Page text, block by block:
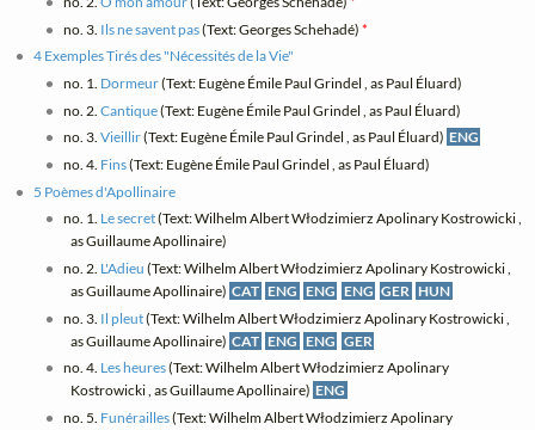
no. 3. Ils ne savent pas(Text: Georges Schehadé) *
4 Exemples Tirés des "Nécessités de la Vie"
no. 1. Dormeur(Text: Eugène Émile Paul Grindel , as Paul Éluard)
no. 2. Cantique(Text: Eugène Émile Paul Grindel , as Paul Éluard)
no. 3. Vieillir(Text: Eugène Émile Paul Grindel , as Paul Éluard) ENG
no. 4. Fins(Text: Eugène Émile Paul Grindel , as Paul Éluard)
5 Poèmes d'Apollinaire
no. 1. Le secret(Text: Wilhelm Albert Włodzimierz Apolinary Kostrowicki ,
as Guillaume Apollinaire)
no. 2. L'Adieu (Text: Wilhelm Albert Włodzimierz Apolinary Kostrowicki ,
as Guillaume Apollinaire) CAT ENG ENG ENG GER HUN
no. 3. Il pleut(Text: Wilhelm Albert Włodzimierz Apolinary Kostrowicki ,
as Guillaume Apollinaire) CAT ENG ENG GER
no. 4. Les heures(Text: Wilhelm Albert Włodzimierz Apolinary
Kostrowicki , as Guillaume Apollinaire) ENG
no. 5. Funérailles(Text: Wilhelm Albert Włodzimierz Apolinary